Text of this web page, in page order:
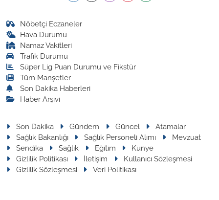
Nöbetçi Eczaneler
Hava Durumu
Namaz Vakitleri
Trafik Durumu
Süper Lig Puan Durumu ve Fikstür
Tüm Manşetler
Son Dakika Haberleri
Haber Arşivi
Son Dakika Gündem Güncel
Atamalar
Sağlık Bakanlığı
Sağlık Personeli Alımı
Mevzuat
Sendika
Sağlık Eğitim
Künye
Gizlilik Politikası
İletişim
Kullanıcı Sözleşmesi
Gizlilik Sözleşmesi
Veri Politikası